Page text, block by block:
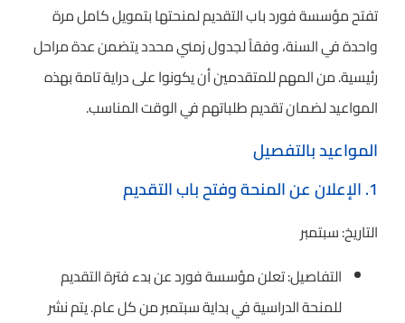
تفتح مؤسسة فورد باب التقديم لمنحتها بتمويل كامل مرة
واحدة في السنة، وفقاً لجدول زمني محدد يتضمن عدة مراحل
رئيسية. من المهم للمتقدمين أن يكونوا على دراية تامة بهذه
المواعيد لضمان تقديم طلباتهم في الوقت المناسب.
المواعيد بالتفصيل
1. الإعلان عن المنحة وفتح باب التقديم
التاريخ: سبتمبر
التفاصيل: تعلن مؤسسة فورد عن بدء فترة التقديم
للمنحة الدراسية في بداية سبتمبر من كل عام. يتم نشر